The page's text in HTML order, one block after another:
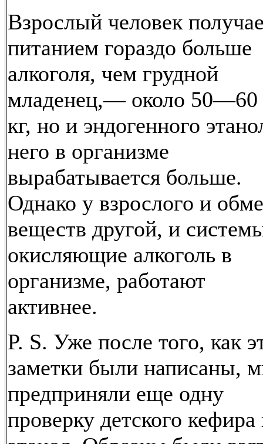
Взрослый человек
питанием гораздо больше
алкоголя, чем грудной
младенец,— около 50—60
кг, но и эндогенного
него в организме
вырабатывается больше.
Однако у взрослого и
веществ другой, и
окисляющие алкоголь в
организме, работают
активнее.
P. S. Уже после того, как
заметки были написаны,
предприняли еще одну
проверку детского кефира